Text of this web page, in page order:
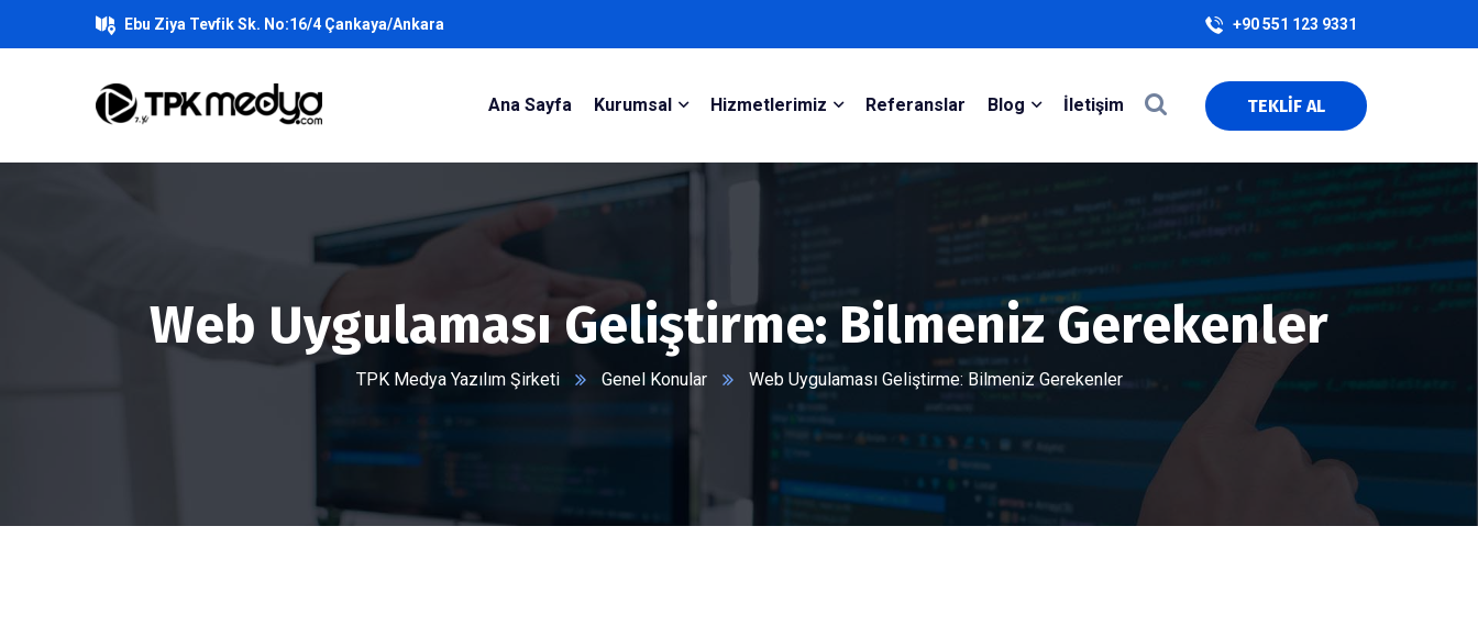
Ebu Ziya Tevfik Sk. No:16/4 Çankaya/Ankara +90 551 123 9331
Ana Sayfa Kurumsal Hizmetlerimiz Referanslar Blog İletişim TEKLİF AL
Web Uygulaması Geliştirme: Bilmeniz Gerekenler
TPK Medya Yazılım Şirketi Genel Konular Web Uygulaması Geliştirme: Bilmeniz Gerekenler